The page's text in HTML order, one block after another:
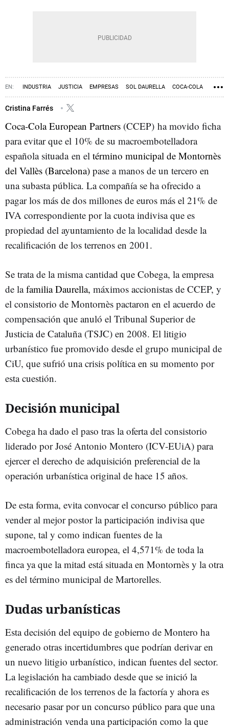
INDUSTRIA JUSTICIA EMPRESAS SOL DAURELLA COCA-COLA
Cristina Farrés
Coca-Cola European Partners (CCEP) ha movido ficha
para evitar que el 10% de su macroembotelladora
española situada en el término municipal de Montornès
del Vallès (Barcelona) pase a manos de un tercero en
una subasta pública. La compañía se ha ofrecido a
pagar los más de dos millones de euros más el 21% de
IVA correspondiente por la cuota indivisa que es
propiedad del ayuntamiento de la localidad desde la
recalificación de los terrenos en 2001.
Se trata de la misma cantidad que Cobega, la empresa
de lafamilia Daurella, máximos accionistas de CCEP, y
el consistorio de Montornès pactaron en el acuerdo de
compensación que anuló el Tribunal Superior de
Justicia de Cataluña (TSJC) en 2008. El litigio
urbanístico fue promovido desde el grupo municipal de
CiU, que sufrió una crisis política en su momento por
esta cuestión.
Decisión municipal
Cobega ha dado el paso tras la oferta del consistorio
liderado por José Antonio Montero (ICV-EUiA) para
ejercer el derecho de adquisición preferencial de la
operación urbanística original de hace 15 años.
De esta forma, evita convocar el concurso público para
vender al mejor postor la participación indivisa que
supone, tal y como indican fuentes de la
macroembotelladora europea, el 4,571% de toda la
finca ya que la mitad está situada en Montornès y la otra
es del término municipal de Martorelles.
Dudas urbanísticas
Esta decisión del equipo de gobierno de Montero ha
generado otras incertidumbres que podrían derivar en
un nuevo litigio urbanístico, indican fuentes del sector.
La legislación ha cambiado desde que se inició la
recalificación de los terrenos de la factoría y ahora es
necesario pasar por un concurso público para que una
administración venda una participación como la que